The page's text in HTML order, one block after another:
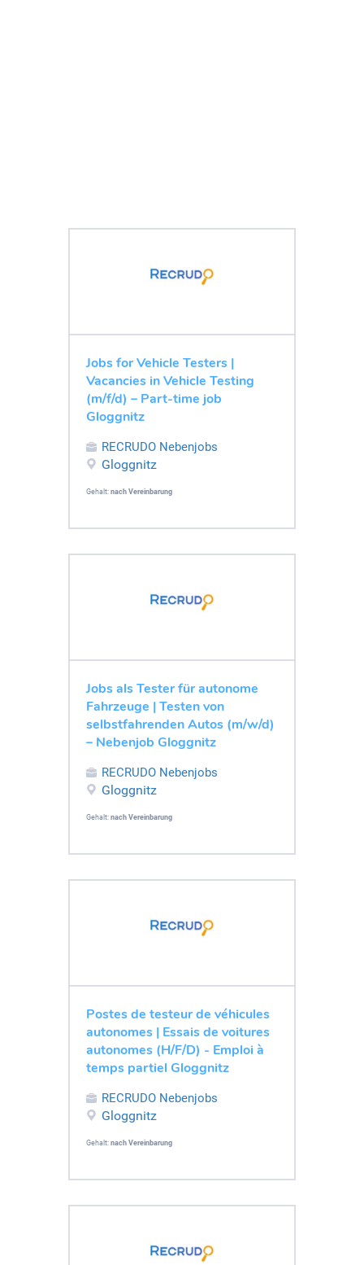
Jobs for Vehicle Testers |
Vacancies in Vehicle Testing
(m/f/d) – Part-time job
Gloggnitz
RECRUDO Nebenjobs
Gloggnitz
Gehalt: nach Vereinbarung
Jobs als Tester für autonome
Fahrzeuge | Testen von
selbstfahrenden Autos (m/w/d)
– Nebenjob Gloggnitz
RECRUDO Nebenjobs
Gloggnitz
Gehalt: nach Vereinbarung
Postes de testeur de véhicules
autonomes | Essais de voitures
autonomes (H/F/D) - Emploi à
temps partiel Gloggnitz
RECRUDO Nebenjobs
Gloggnitz
Gehalt: nach Vereinbarung